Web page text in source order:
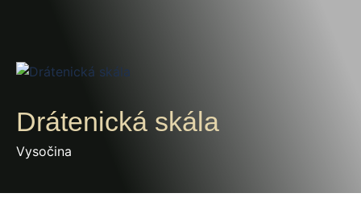
Drátenická skála
Vysočina